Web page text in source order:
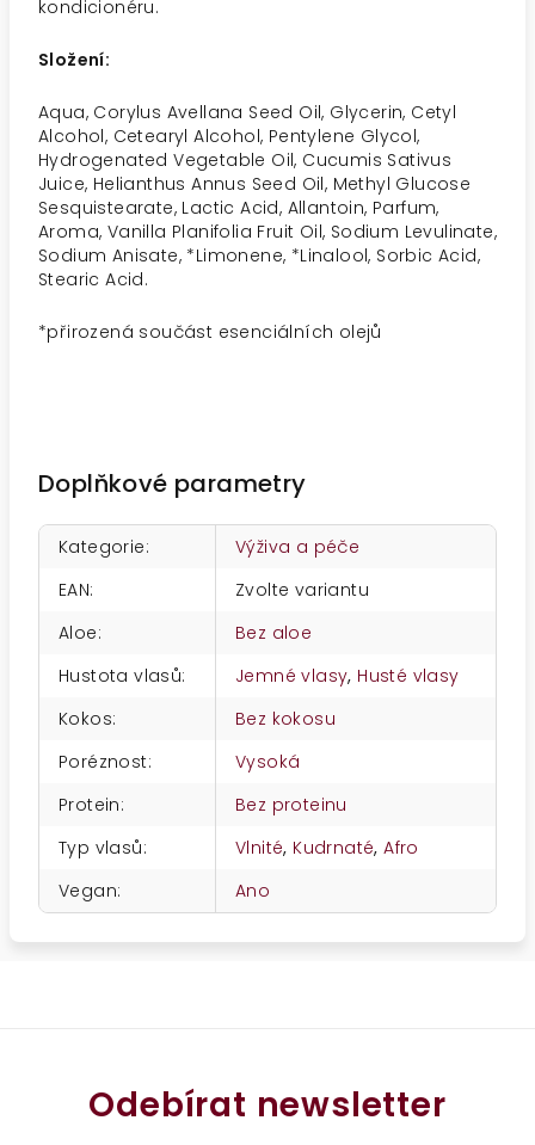
kondicionéru.
Složení:
Aqua, Corylus Avellana Seed Oil, Glycerin, Cetyl
Alcohol, Cetearyl Alcohol, Pentylene Glycol,
Hydrogenated Vegetable Oil, Cucumis Sativus
Juice, Helianthus Annus Seed Oil, Methyl Glucose
Sesquistearate, Lactic Acid, Allantoin, Parfum,
Aroma, Vanilla Planifolia Fruit Oil, Sodium Levulinate,
Sodium Anisate, *Limonene, *Linalool, Sorbic Acid,
Stearic Acid.
*přirozená součást esenciálních olejů
Doplňkové parametry
Kategorie:
Výživa a péče
EAN:
Zvolte variantu
Aloe:
Bez aloe
Hustota vlasů: Jemné vlasy, Husté vlasy
Kokos:
Bez kokosu
Poréznost:
Vysoká
Protein:
Bez proteinu
Typ vlasů: Vlnité, Kudrnaté,Afro
Vegan: Ano
Odebírat newsletter